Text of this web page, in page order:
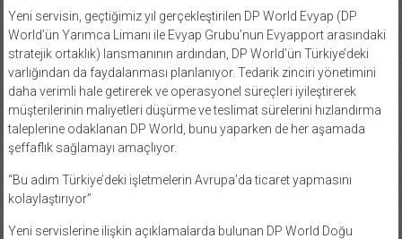
Yeni servisin, geçtiğimiz yıl gerçekleştirilen DP World Evyap (DP
World’ün Yarımca Limanı ile Evyap Grubu’nun Evyapport arasındaki
stratejik ortaklık) lansmanının ardından, DP World’ün Türkiye’deki
varlığından da faydalanması planlanıyor. Tedarik zinciri yönetimini
daha verimli hale getirerek ve operasyonel süreçleri iyileştirerek
müşterilerinin maliyetleri düşürme ve teslimat sürelerini hızlandırma
taleplerine odaklanan DP World, bunu yaparken de her aşamada
şeffaflık sağlamayı amaçlıyor.
“Bu adım Türkiye’deki işletmelerin Avrupa’da ticaret yapmasını
kolaylaştırıyor”
Yeni servislerine ilişkin açıklamalarda bulunan DP World Doğu